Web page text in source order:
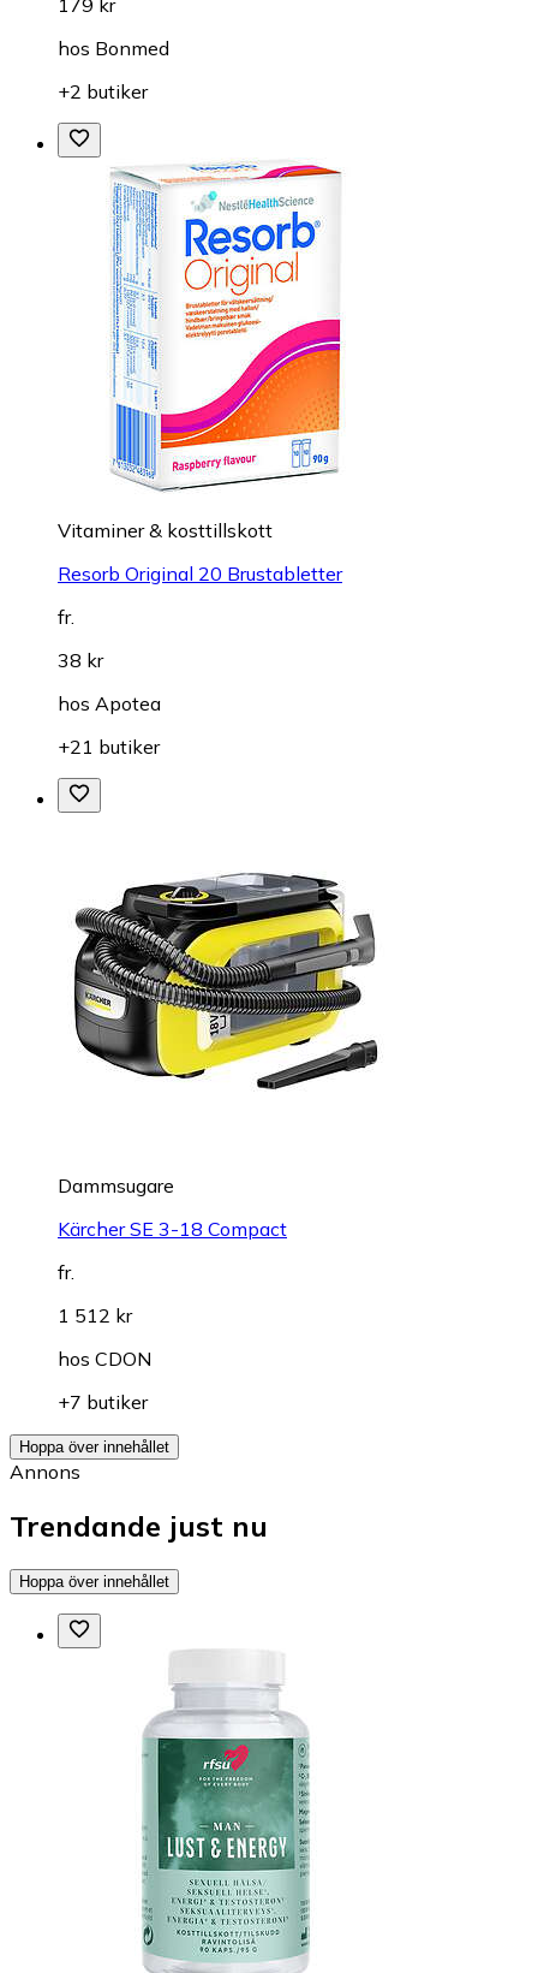
179 kr
hos Bonmed
+2 butiker
Vitaminer & kosttillskott
Resorb Original 20 Brustabletter
fr.
38 kr
hos Apotea
+21 butiker
Dammsugare
Kärcher SE 3-18 Compact
fr.
1 512 kr
hos CDON
+7 butiker
Hoppa över innehållet
Annons
Trendande just nu
Hoppa över innehållet